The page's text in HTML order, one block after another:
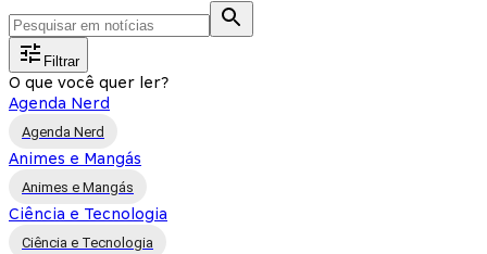
Filtrar
O que você quer ler?
Agenda Nerd
Agenda Nerd
Animes e Mangás
Animes e Mangás
Ciência e Tecnologia
Ciência e Tecnologia